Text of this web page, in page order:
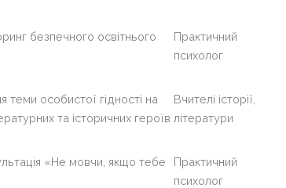
безпечного освітнього
Практичний
психолог
теми особистої гідності на
та історичних героїв
Вчителі історії,
літератури
«Не мовчи, якщо тебе
Практичний
психолог